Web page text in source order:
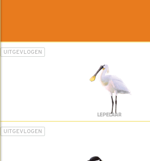
UITGEVLOGEN
LEPELAAR
UITGEVLOGEN